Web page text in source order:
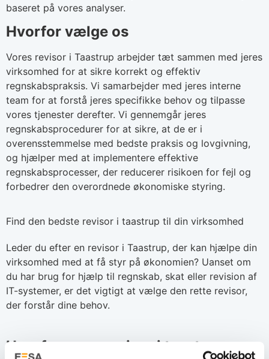
baseret på vores analyser.
Hvorfor vælge os
Vores revisor i Taastrup arbejder tæt sammen med jeres
virksomhed for at sikre korrekt og effektiv
regnskabspraksis. Vi samarbejder med jeres interne
team for at forstå jeres specifikke behov og tilpasse
vores tjenester derefter. Vi gennemgår jeres
regnskabsprocedurer for at sikre, at de er i
overensstemmelse med bedste praksis og lovgivning,
og hjælper med at implementere effektive
regnskabsprocesser, der reducerer risikoen for fejl og
forbedrer den overordnede økonomiske styring.
Find den bedste revisor i taastrup til din virksomhed
Leder du efter en revisor i Taastrup, der kan hjælpe din
virksomhed med at få styr på økonomien? Uanset om
du har brug for hjælp til regnskab, skat eller revision af
IT-systemer, er det vigtigt at vælge den rette revisor,
der forstår dine behov.
Hvorfor er en revisor i taastrup